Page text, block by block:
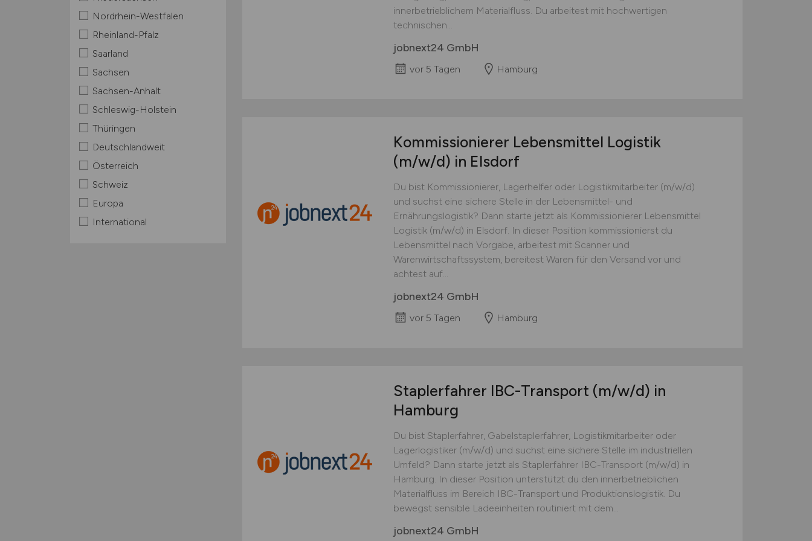
Nordrhein-Westfalen
Rheinland-Pfalz
Saarland
Sachsen
Sachsen-Anhalt
Schleswig-Holstein
Thüringen
Deutschlandweit
Österreich
Schweiz
Europa
International
innerbetrieblichem Materialfluss. Du arbeitest mit hochwertigen
technischen...
jobnext24 GmbH
vor 5 Tagen Hamburg
Kommissionierer Lebensmittel Logistik
(m/w/d) in Elsdorf
Du bist Kommissionierer, Lagerhelfer oder Logistikmitarbeiter (m/w/d)
und suchst eine sichere Stelle in der Lebensmittel- und
Ernährungslogistik? Dann starte jetzt als Kommissionierer Lebensmittel
Logistik (m/w/d) in Elsdorf. In dieser Position kommissionierst du
Lebensmittel nach Vorgabe, arbeitest mit Scanner und
Warenwirtschaftssystem, bereitest Waren für den Versand vor und
achtest auf...
jobnext24 GmbH
vor 5 Tagen Hamburg
Staplerfahrer IBC-Transport (m/w/d) in
Hamburg
Du bist Staplerfahrer, Gabelstaplerfahrer, Logistikmitarbeiter oder
Lagerlogistiker (m/w/d) und suchst eine sichere Stelle im industriellen
Umfeld? Dann starte jetzt als Staplerfahrer IBC-Transport (m/w/d) in
Hamburg. In dieser Position unterstützt du den innerbetrieblichen
Materialfluss im Bereich IBC-Transport und Produktionslogistik. Du
bewegst sensible Ladeeinheiten routiniert mit dem...
jobnext24 GmbH